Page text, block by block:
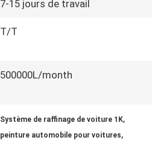
7-15 jours de travail
T/T
500000L/month
Système de raffinage de voiture 1K,
peinture automobile pour voitures,